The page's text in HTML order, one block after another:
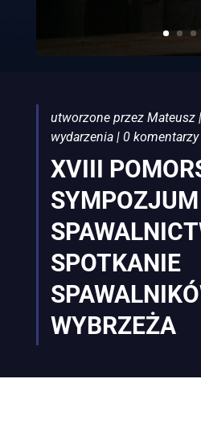
utworzone przez Mateusz|
wydarzenia| 0 komentarzy
XVIII
SYMPOZJUM
SPOTKANIE
WYBRZEŻA